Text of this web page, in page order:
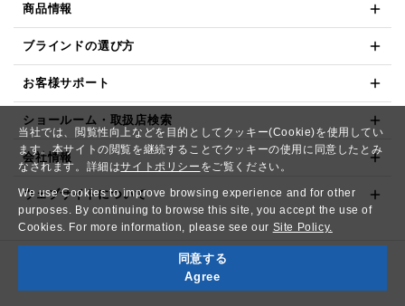
当社では、閲覧性向上などを目的としてクッキー(Cookie)を使用してい
ます。本サイトの閲覧を継続することでクッキーの使用に同意したとみ
なされます。詳細はサイトポリシー をご覧ください。
We use Cookies to improve browsing experience and for other
purposes. By continuing to browse this site, you accept the use of
Cookies. For more information, please see our Site Policy.
同意する
Agree
商品情報
ブラインドの選び方
お客様サポート
ショールーム・取扱店検索
会社情報
ウェブサイトについて
Copyright© NICHIBEI CO.,LTD. All Rights Reserved.